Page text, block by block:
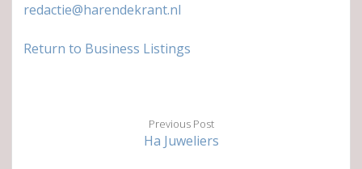
redactie@harendekrant.nl
Return to Business Listings
Previous Post
Ha Juweliers